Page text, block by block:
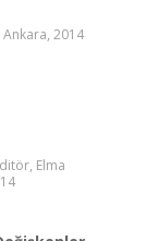
Ankara, 2014
Elma